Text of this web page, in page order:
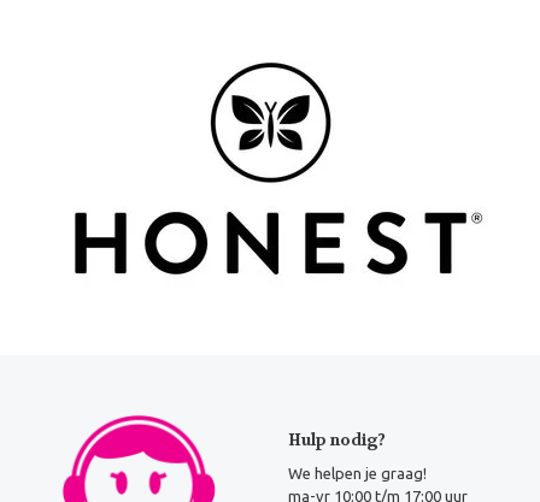
Hulp nodig?
We helpen je graag!
ma-vr 10:00 t/m 17:00 uur